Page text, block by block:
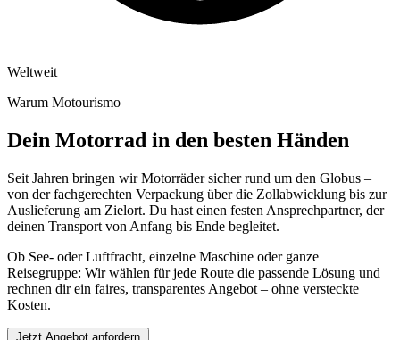
Weltweit
Warum Motourismo
Dein Motorrad in den besten Händen
Seit Jahren bringen wir Motorräder sicher rund um den Globus –
von der fachgerechten Verpackung über die Zollabwicklung bis zur
Auslieferung am Zielort. Du hast einen festen Ansprechpartner, der
deinen Transport von Anfang bis Ende begleitet.
Ob See- oder Luftfracht, einzelne Maschine oder ganze
Reisegruppe: Wir wählen für jede Route die passende Lösung und
rechnen dir ein faires, transparentes Angebot – ohne versteckte
Kosten.
Jetzt Angebot anfordern